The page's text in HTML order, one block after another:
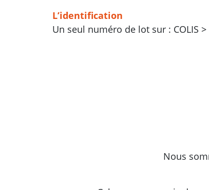
L’identification
Un seul numéro de lot sur : COLIS >
Nous